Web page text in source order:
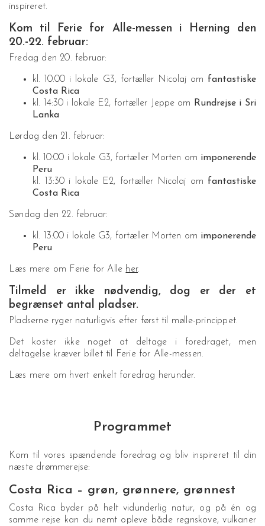
inspireret.
Kom til Ferie for Alle-messen i Herning den
20.-22. februar:
Fredag den 20. februar:
kl. 10.00 i lokale G3, fortæller Nicolaj om fantastiske
Costa Rica
kl. 14:30 i lokale E2, fortæller Jeppe om
Rundrejse i Sri
Lanka
Lørdag den 21. februar:
kl. 10:00 i lokale G3, fortæller Morten om imponerende
Peru
kl. 13:30 i lokale E2, fortæller Nicolaj om fantastiske
Costa Rica
Søndag den 22. februar:
kl. 13:00 i lokale G3, fortæller Morten om imponerende
Peru
Læs mere om Ferie for Alle her.
Tilmeld er ikke nødvendig, dog er der et
begrænset antal pladser.
Pladserne ryger naturligvis efter først til mølle-princippet.
Det koster ikke noget at deltage i foredraget, men
deltagelse kræver billet til Ferie for Alle-messen.
Læs mere om hvert enkelt foredrag herunder.
Programmet
Kom til vores spændende foredrag og bliv inspireret til din
næste drømmerejse:
Costa Rica – grøn, grønnere, grønnest
Costa Rica byder på helt vidunderlig natur, og på én og
samme rejse kan du nemt opleve både regnskove, vulkaner